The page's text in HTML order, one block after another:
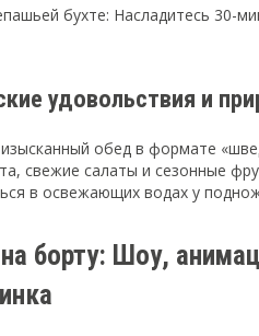
бухте: Насладитесь 30-
удовольствия и
обед в формате
свежие салаты и сезонные
в освежающих водах у
борту: Шоу,